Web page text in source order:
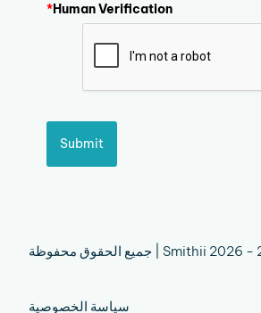
Human Verification
*
Submit
سياسة الخصوصية